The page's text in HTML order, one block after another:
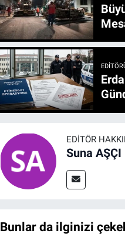
EDITÖR
Suna AŞÇI
Bunlar da ilginizi